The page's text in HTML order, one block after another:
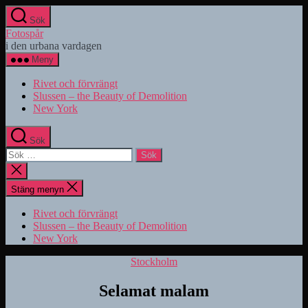
Hoppa
till
innehåll
Sök
Fotospår
i den urbana vardagen
Meny
Rivet och förvrängt
Slussen – the Beauty of Demolition
New York
Sök
Sök
efter:
Stäng
sökningen
Stäng menyn
Rivet och förvrängt
Slussen – the Beauty of Demolition
New York
Kategorier
Stockholm
Selamat malam